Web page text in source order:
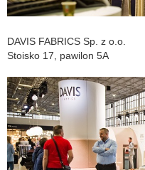
DAVIS FABRICS Sp. z o.o.
Stoisko 17, pawilon 5A